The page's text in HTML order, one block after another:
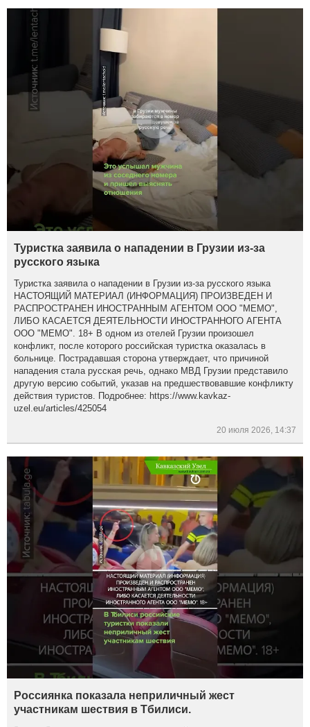
Туристка заявила о нападении в Грузии из-за
русского языка
Туристка заявила о нападении в Грузии из-за русского языка
НАСТОЯЩИЙ МАТЕРИАЛ (ИНФОРМАЦИЯ) ПРОИЗВЕДЕН И
РАСПРОСТРАНЕН ИНОСТРАННЫМ АГЕНТОМ ООО "МЕМО",
ЛИБО КАСАЕТСЯ ДЕЯТЕЛЬНОСТИ ИНОСТРАННОГО АГЕНТА
ООО "МЕМО". 18+ В одном из отелей Грузии произошел
конфликт, после которого российская туристка оказалась в
больнице. Пострадавшая сторона утверждает, что причиной
нападения стала русская речь, однако МВД Грузии представило
другую версию событий, указав на предшествовавшие конфликту
действия туристов. Подробнее: https://www.kavkaz-
uzel.eu/articles/425054
20 июля 2026, 14:37
Россиянка показала неприличный жест
участникам шествия в Тбилиси.